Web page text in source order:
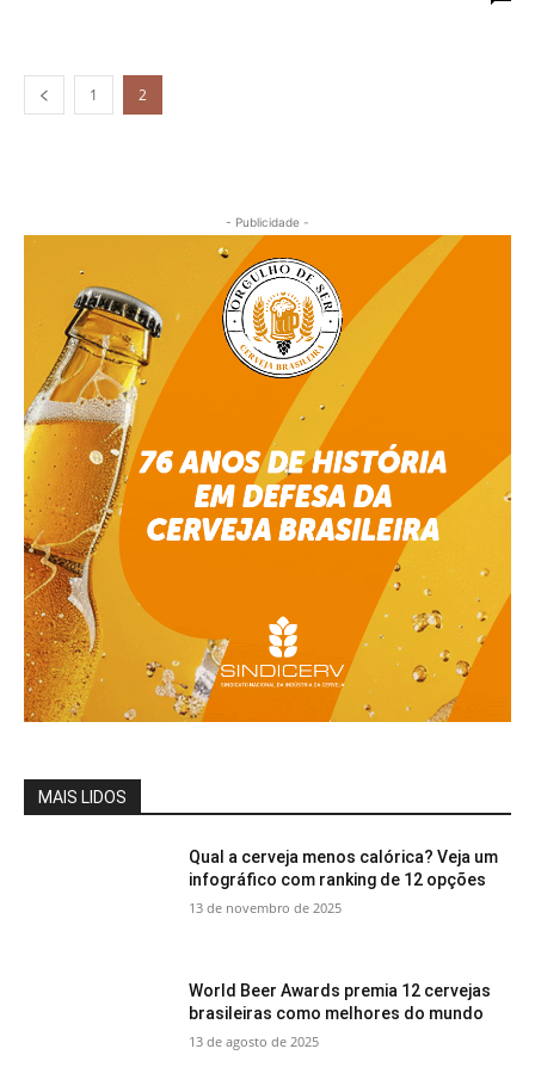
1 2
- Publicidade -
MAIS LIDOS
Qual a cerveja menos calórica? Veja um
infográfico com ranking de 12 opções
13 de novembro de 2025
World Beer Awards premia 12 cervejas
brasileiras como melhores do mundo
13 de agosto de 2025